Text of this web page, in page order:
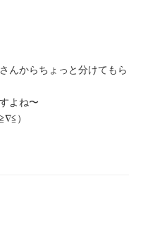
んからちょっと分けてもら
よね〜
）